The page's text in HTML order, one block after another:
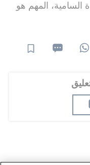
السامية، المهم هو